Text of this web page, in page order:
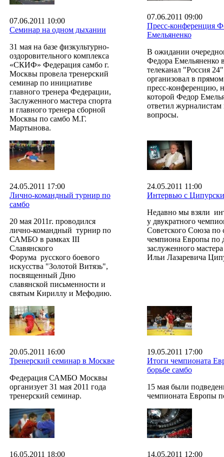
07.06.2011 10:00
Семинар на одном дыхании
31 мая на базе физкультурно-
оздоровительного комплекса
«СКИФ» Федерация самбо г.
Москвы провела тренерский
семинар по инициативе
главного тренера Федерации,
Заслуженного мастера спорта
и главного тренера сборной
Москвы по самбо М.Г.
Мартынова.
07.06.2011 09:00
Пресс-конференция
Емельяненко
В ожидании
Федора Емельяненко
телеканал "Россия 24"
организовал в
пресс-конференцию,
которой Федор
ответил журналистам
вопросы.
24.05.2011 17:00
Лично-командный турнир по
самбо
20 мая 2011г. проводился
лично-командный турнир по
САМБО в рамках III
Славянского
Форума русского боевого
искусства "Золотой Витязь",
посвященный Дню
славянской письменности и
святым Кириллу и Мефодию.
24.05.2011 11:00
Интервью с
Недавно мы взяли
у двукратного
Советского Союза по
чемпиона Европы по
заслуженного
Ильи Лазаревича
20.05.2011 16:00
Тренерский семинар в Москве
Федерация САМБО Москвы
организует 31 мая 2011 года
тренерский семинар.
19.05.2011 17:00
Итоги чемпионата
борьбе самбо
15 мая были
чемпионата Европы
16.05.2011 18:00 14.05.2011 12:00